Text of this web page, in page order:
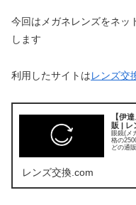
今回はメガネレンズをネッ
します
利用したサイトはレンズ交
【伊
販 | レ
眼鏡(メ
格の
どの通
レンズ交換.com